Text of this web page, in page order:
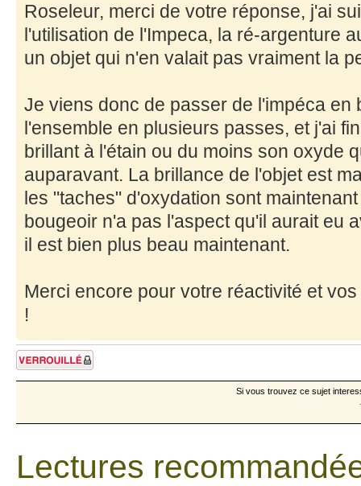
Roseleur, merci de votre réponse, j'ai
l'utilisation de l'Impeca, la ré-argenture
un objet qui n'en valait pas vraiment la
Je viens donc de passer de l'impéca en
l'ensemble en plusieurs passes, et j'ai
brillant à l'étain ou du moins son oxyde
auparavant. La brillance de l'objet est
les "taches" d'oxydation sont
bougeoir n'a pas l'aspect qu'il aurait eu
il est bien plus beau maintenant.
Merci encore pour votre réactivité et
!
Sujet verrouillé
Si vous trouvez ce sujet
Lectures